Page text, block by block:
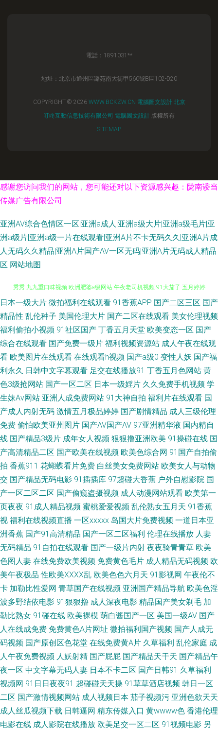
電話：1891031**
地址：北京市通州區潞苑南大街甲560號B區102-D20
COPYRIGHT © 2026 WWW.BCKZW.CN 電腦圖文設計 北京
叮咚互動信息技術有限公司 電腦圖文設計 版權所有
SITEMAP
感谢您访问我们的网站，您可能还对以下资源感兴趣：陇南诿当
传媒广告有限公司
亚洲AV综合色情区一区|亚洲a成人|亚洲a级大片|亚洲a级毛片|亚
洲a级片|亚洲a级一片在线观看|亚洲A片不卡无码久久|亚洲A片成
人无码久久精品|亚洲A片国产AV一区无码|亚洲A片无码成人精品
区 网站地图
超碰在线公开免费 日韩女优无码a 超碰人人人妻 福利社午夜剧场 国产在线A
秀秀 九九重口味视频 欧洲肥婆a级网站 午夜老司机视频 91大茄子 五月婷婷
色色 91视频专区 岛国搬运123 日韩激情经典视频 国产黄色片 五月丁香婷婷
成人 97人妻在线视频 激情综合社区 欧美穴穴 亚洲av色综合 91视频在线看
韩黄AA免费 三级日本黑人 午夜香蕉福利视频 亚洲福利导航大全 91内射喷水
91最新福利视频 激情四虎 久久草久久爽 三级片av在线 伊人大香蕉精品 91豆
花视频在线 AV伊人导 成人无码影院 精品一区在 亚洲狼人 国产第一页ab 久
炮 av网址入口 肏屄电影网 国产a成人 狠狠干99 免费看91视频 日本三极黄色
影院 三级片导航 午夜色中色A片 亚洲天堂第一网 国厂自拍 久久国产精品电
影 欧美成人理论 日韩精品极品 五月婷婷社区 香蕉视频abb 91TV网页 91午
夜伦理影院 99热超碰国产 超碰碰中文 福利姬网站免费看 美女被男人侵犯 日
本加勒比av 婷婷基地qvod 91免费精彩视频 变态另类综合网 国产91福利 黄
色91青草蜜桃 蜜桃麻豆久久 青娱乐青娱乐54 熟妇ea87av 欧美性爱自拍 色
天堂91 伊人伦理电影 2026男人网站 91无毛 变态另类33 含羞草A片 午夜剧
场16免进 中文字幕日产av 成人午夜性剧场 黄色片网站 人人干97 超碰97欧
美 国产日韩一级二级 男人午夜剧场 人妖伪娘在线播放 天天操操操丝袜 亚洲
成人AV贴图 91超碰天堂 91桃色入口 国产福利吃瓜 国模精品五区 日本Aa 先
日本一级大片 微拍福利在线观看 91香蕉APP 国产二区三区 国产
精品性 乱伦种子 美国伦理大片 国产二区在线观看 美女伦理视频
福利偷拍小视频 91社区国产 丁香五月天堂 欧美变态一区 国产
综合在线观看 国产免费一级片 福利视频资源站 成人午夜在线观
看 欧美图片在线观看 在线观看h视频 国产a级0 变性人妖 国产福
利永久 日韩中文字幕观看 足交在线播放91 丁香五月色网站 黄
色3级抢网站 国产一区二区 日本一级婬片 久久免费手机视频 学
生妹Av网站 亚洲人成免费网站 91大神自拍 福利片在线观看 国
产成人内射无码 激情五月极品婷婷 国产剧情精品 成人三级伦理
免费 偷怕欧美亚州图片 国产AV国产AV 97亚洲精华液 国内精自
线 国产精品3级片 成年女人视频 狠狠撸亚洲欧美 91操碰在线 国
产高清精品二区 国产欧美在线视频 欧美色综合网 91国产自拍偷
拍 香蕉911 花蝴蝶看片免费 白丝美女免费网站 欧美女人与动物
交 国产精品无码电影 91插插库 97超碰大香蕉 户外自慰影院 国
产一区二区二区 国产偷窥盗摄视频 成人动漫网站观看 欧美第一
页夜夜 91成人精品视频 蜜桃爱爱视频 乱伦熟女五月天 91香蕉
视 福利在线视频直播 一区xxxxx 岛国大片免费视频 一道日本亚
洲香蕉 国产91高清精品 国产一区二区福利 伦理在线播放 人妻
无码精品 91自拍在线观看 国产一级片内射 夜夜骑青青草 欧美
色图人妻 在线免费欧美视频 免费黄色毛片 成人精品无码视频 欧
美午夜极品 性欧美ⅩⅩⅩⅩ乱 欧美色色六月天 91影视网 午夜伦不
卡 加勒比性爱网 青草国产在线视频 亚洲国产精品导航 欧美色淫
波多野结依电影 91狠狠撸 成人深夜电影 精品国产美女剃毛 加
勒比熟女 91碰在线 欧美裸模 萌白酱国产一区 美国一级AV 国产
人在线成免费 免费黄色A片网址 微拍福利国产视频 国产人成无
码视频 国产原创区色花堂 在线免费黄A片 久草福利 乱伦家庭 成
人午夜免费视频 人妖射精 国产屁屁 国产精品天干天 国产精品午
夜一区 中文字幕无码人妻 日本不卡二区 国产日韩91 久草福利
视频网 91日日夜夜91 超碰碰天天操 91草草酒店视频 韩日一区
二区 国产激情视频网站 成人视频日本 茄子视频污 亚洲色欲天天
成人丝瓜视频下载 日韩逼网 精东传媒入口 黄wwww色 香港伦理
电影在线 成人影院在线播放 欧美足交一区二区 91视频电影 另